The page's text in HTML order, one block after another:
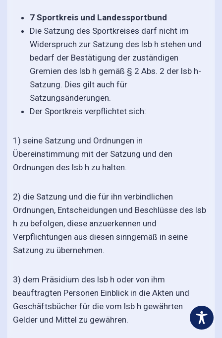
7 Sportkreis und Landessportbund
Die Satzung des Sportkreises darf nicht im
Widerspruch zur Satzung des lsb h stehen und
bedarf der Bestätigung der zuständigen
Gremien des lsb h gemäß § 2 Abs. 2 der lsb h-
Satzung. Dies gilt auch für
Satzungsänderungen.
Der Sportkreis verpflichtet sich:
1) seine Satzung und Ordnungen in
Übereinstimmung mit der Satzung und den
Ordnungen des lsb h zu halten.
2) die Satzung und die für ihn verbindlichen
Ordnungen, Entscheidungen und Beschlüsse des lsb
h zu befolgen, diese anzuerkennen und
Verpflichtungen aus diesen sinngemäß in seine
Satzung zu übernehmen.
3) dem Präsidium des lsb h oder von ihm
beauftragten Personen Einblick in die Akten und
Geschäftsbücher für die vom lsb h gewährten
Gelder und Mittel zu gewähren.